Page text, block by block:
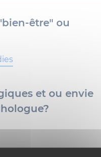
être" ou
et ou envie